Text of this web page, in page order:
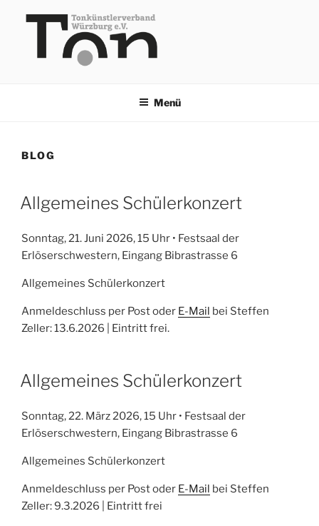
Inhalt
Menü
BLOG
Allgemeines Schülerkonzert
Sonntag, 21. Juni 2026, 15 Uhr • Festsaal der
Erlöserschwestern, Eingang Bibrastrasse 6
Allgemeines Schülerkonzert
Anmeldeschluss per Post oder E-Mail bei Steffen
Zeller: 13.6.2026 | Eintritt frei.
Allgemeines Schülerkonzert
Sonntag, 22. März 2026, 15 Uhr • Festsaal der
Erlöserschwestern, Eingang Bibrastrasse 6
Allgemeines Schülerkonzert
Anmeldeschluss per Post oder E-Mail bei Steffen
Zeller: 9.3.2026 | Eintritt frei